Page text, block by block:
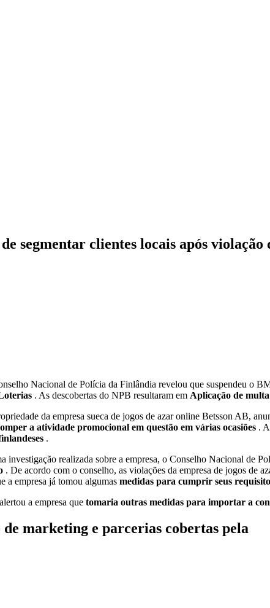
segmentar clientes locais após
Nacional de Polícia da Finlândia revelou que suspendeu o
. As descobertas do NPB resultaram em Aplicação de
da empresa sueca de jogos de azar online Betsson AB,
a atividade promocional em questão em várias ocasiões .
.
investigação realizada sobre a empresa, o Conselho Nacional de
. De acordo com o conselho, as violações da empresa de jogos de
a empresa já tomou algumas medidas para cumprir seus
a empresa que tomaria outras medidas para importar a
marketing e parcerias cobertas pela